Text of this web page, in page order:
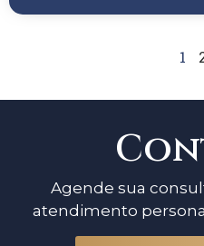
1
Agende sua
atendimento